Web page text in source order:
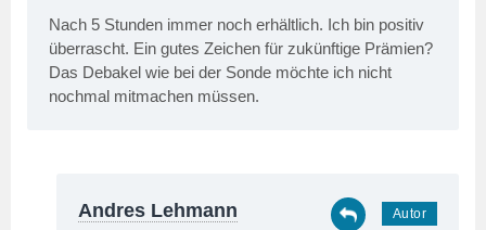
Nach 5 Stunden immer noch erhältlich. Ich bin positiv
überrascht. Ein gutes Zeichen für zukünftige Prämien?
Das Debakel wie bei der Sonde möchte ich nicht
nochmal mitmachen müssen.
Andres Lehmann